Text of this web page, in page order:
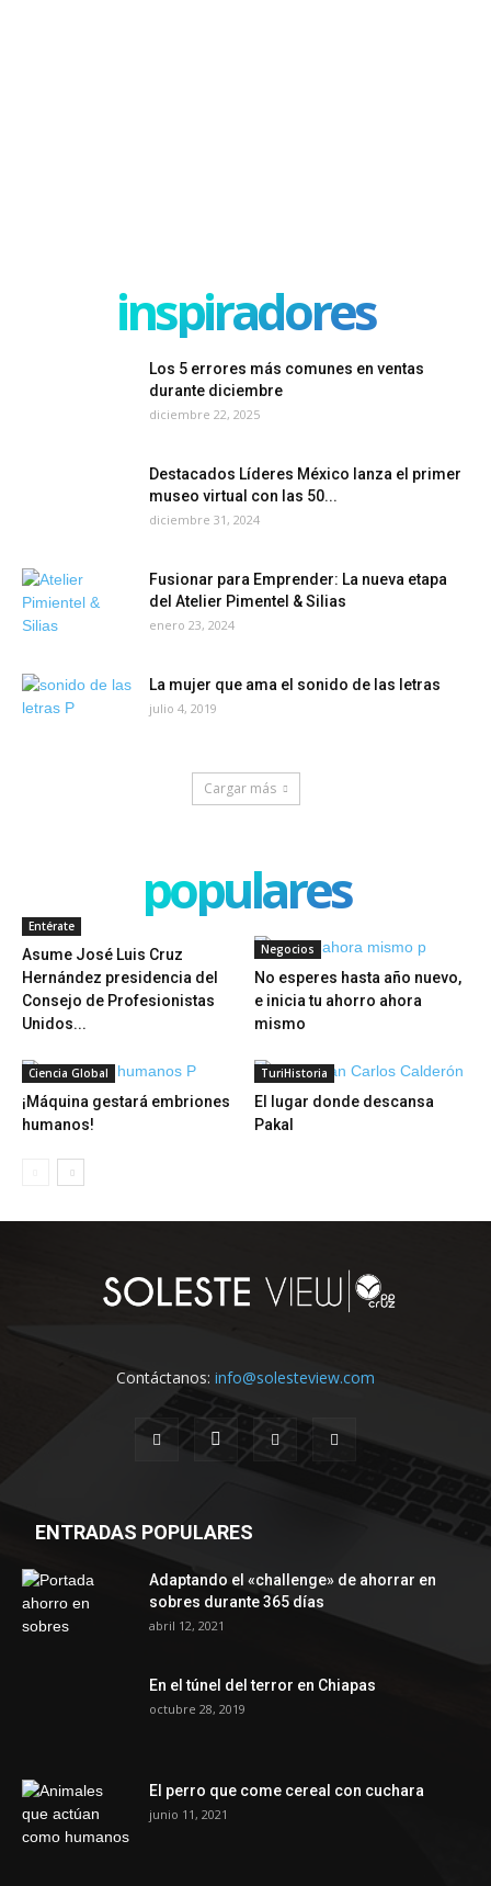
inspiradores
Los 5 errores más comunes en ventas
durante diciembre
diciembre 22, 2025
Destacados Líderes México lanza el primer
museo virtual con las 50...
diciembre 31, 2024
Fusionar para Emprender: La nueva etapa
del Atelier Pimentel & Silias
enero 23, 2024
La mujer que ama el sonido de las letras
julio 4, 2019
Cargar más
populares
Entérate
Asume José Luis Cruz
Hernández presidencia del
Consejo de Profesionistas
Unidos...
Negocios
No esperes hasta año nuevo,
e inicia tu ahorro ahora
mismo
Ciencia Global
¡Máquina gestará embriones
humanos!
TuriHistoria
El lugar donde descansa
Pakal
Contáctanos: info@solesteview.com
ENTRADAS POPULARES
Adaptando el «challenge» de ahorrar en
sobres durante 365 días
abril 12, 2021
En el túnel del terror en Chiapas
octubre 28, 2019
El perro que come cereal con cuchara
junio 11, 2021